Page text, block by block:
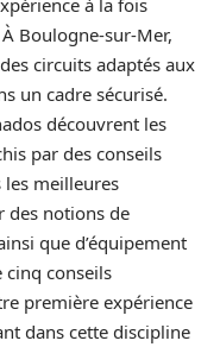
à la fois
Boulogne-sur-Mer,
circuits adaptés aux
un cadre sécurisé.
découvrent les
par des conseils
les meilleures
des notions de
que d’équipement
cinq conseils
première expérience
dans cette discipline